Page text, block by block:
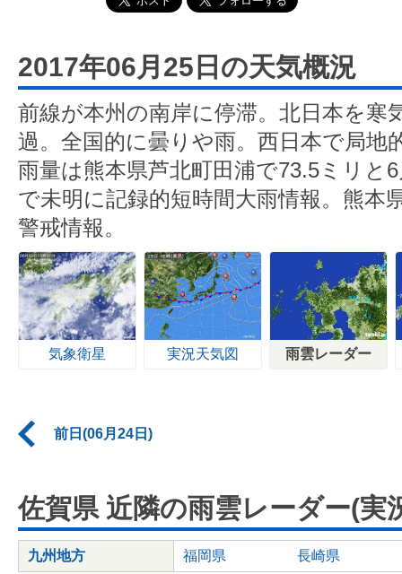
2017年06月25日の天気概況
前線が本州の南岸に停滞。北日本を寒
過。全国的に曇りや雨。西日本で局地
雨量は熊本県芦北町田浦で73.5ミリと
で未明に記録的短時間大雨情報。熊本
警戒情報。
気象衛星 実況天気図 雨雲レーダー
前日(06月24日)
佐賀県 近隣の雨雲レーダー(実
九州地方 福岡県 長崎県